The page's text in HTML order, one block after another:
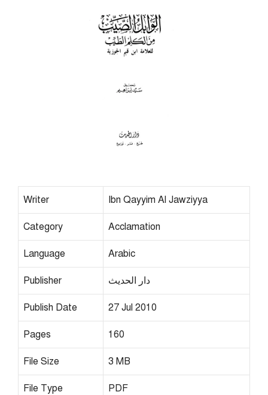
Writer Ibn Qayyim Al Jawziyya
Category Acclamation
Language Arabic
Publisher دار الحديث
Publish Date 27 Jul 2010
Pages 160
File Size 3 MB
File Type PDF